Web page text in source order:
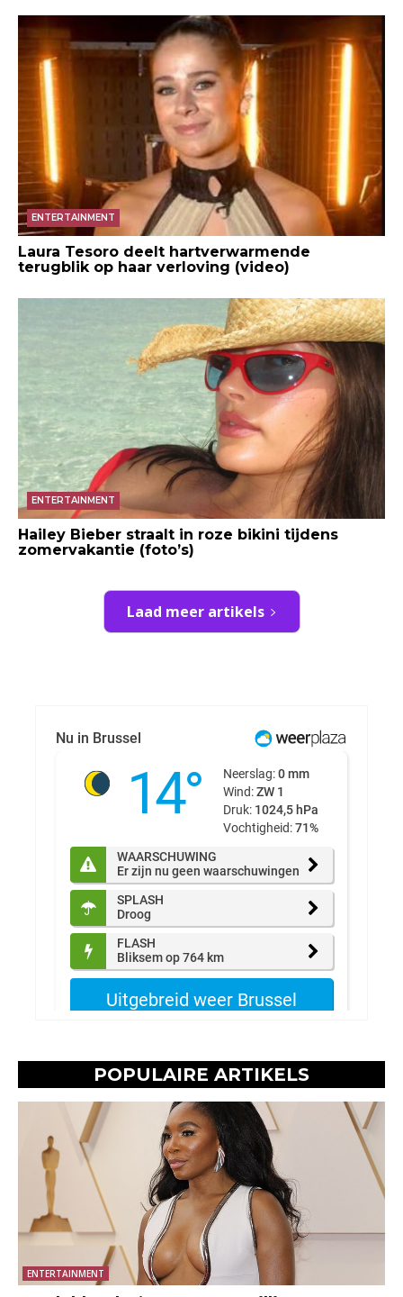
ENTERTAINMENT
Laura Tesoro deelt hartverwarmende
terugblik op haar verloving (video)
ENTERTAINMENT
Hailey Bieber straalt in roze bikini tijdens
zomervakantie (foto’s)
Laad meer artikels
POPULAIRE ARTIKELS
ENTERTAINMENT